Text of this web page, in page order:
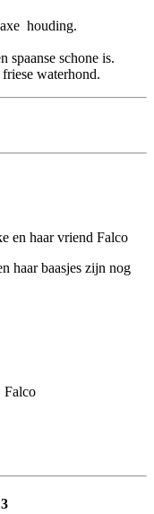
mooi stel.
schone is.
en haar vriend Falco
haar baasjes zijn nog